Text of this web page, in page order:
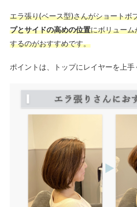
エラ張り(ベース型)さんがショートボ
プとサイドの高めの位置にボリューム
するのがおすすめです。
ポイントは、トップにレイヤーを上手